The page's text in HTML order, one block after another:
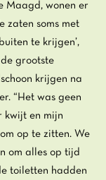
Maagd, wonen er
zaten soms met
te krijgen’,
grootste
krijgen na
“Het was geen
kwijt en mijn
op te zitten. We
om alles op tijd
toiletten hadden